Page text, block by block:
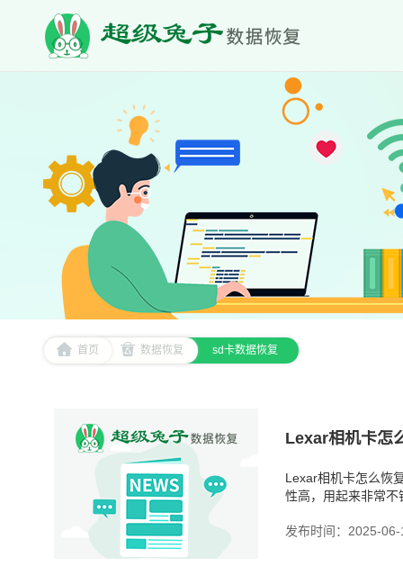
首页 数据恢复 sd卡数据恢复
Lexar相机卡怎
Lexar相机卡怎么恢
性高，用起来非常
发布时间：2025-06-